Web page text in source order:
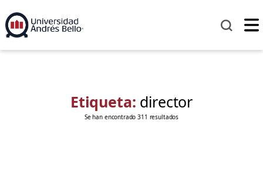
Etiqueta: director
Se han encontrado 311 resultados